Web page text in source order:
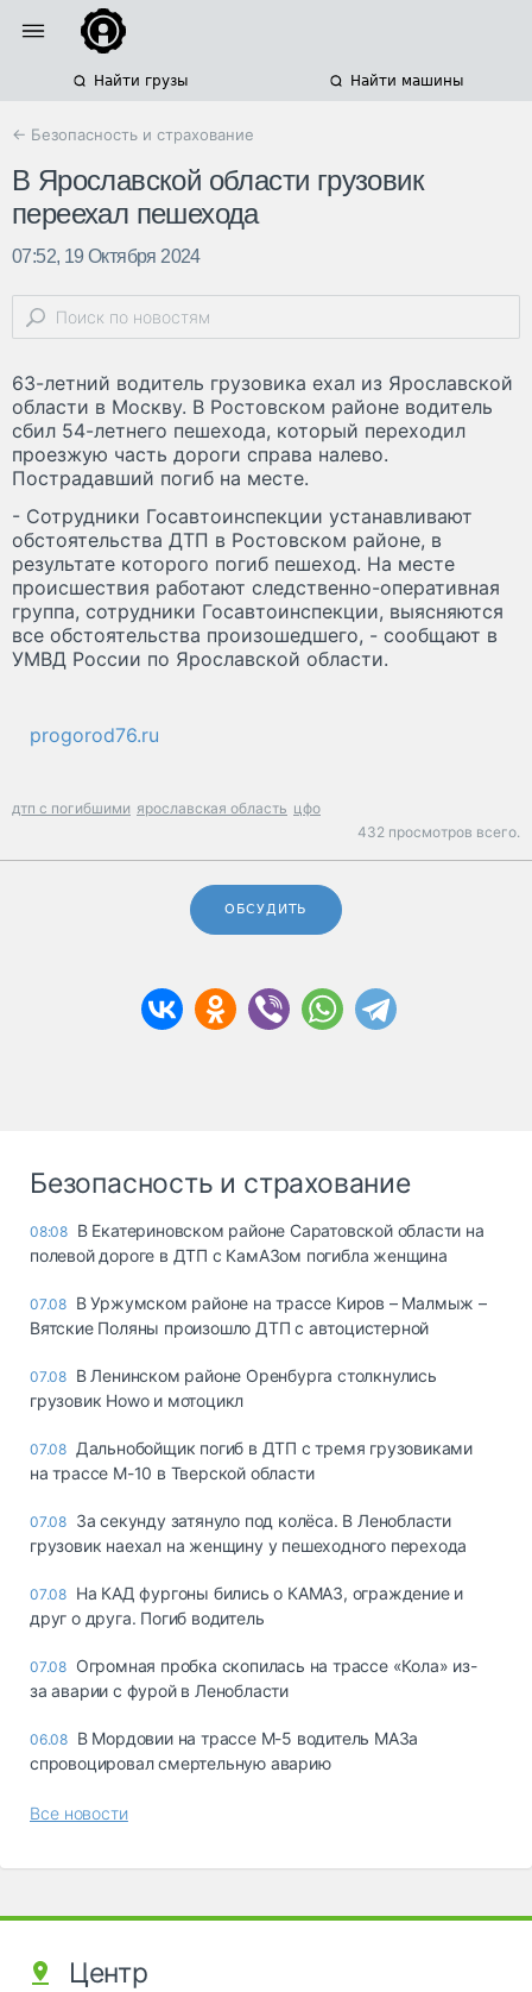
Найти грузы Найти машины
← Безопасность и страхование
В Ярославской области грузовик
переехал пешехода
07:52, 19 Октября 2024
63-летний водитель грузовика ехал из Ярославской
области в Москву. В Ростовском районе водитель
сбил 54-летнего пешехода, который переходил
проезжую часть дороги справа налево.
Пострадавший погиб на месте.
- Сотрудники Госавтоинспекции устанавливают
обстоятельства ДТП в Ростовском районе, в
результате которого погиб пешеход. На месте
происшествия работают следственно-оперативная
группа, сотрудники Госавтоинспекции, выясняются
все обстоятельства произошедшего, - сообщают в
УМВД России по Ярославской области.
progorod76.ru
дтп с погибшими ярославская область цфо
432 просмотров всего.
ОБСУДИТЬ
Безопасность и страхование
08:08 В Екатериновском районе Саратовской области на
полевой дороге в ДТП с КамАЗом погибла женщина
07.08 В Уржумском районе на трассе Киров – Малмыж –
Вятские Поляны произошло ДТП с автоцистерной
07.08 В Ленинском районе Оренбурга столкнулись
грузовик Howo и мотоцикл
07.08 Дальнобойщик погиб в ДТП с тремя грузовиками
на трассе М-10 в Тверской области
07.08 За секунду затянуло под колёса. В Ленобласти
грузовик наехал на женщину у пешеходного перехода
07.08 На КАД фургоны бились о КАМАЗ, ограждение и
друг о друга. Погиб водитель
07.08 Огромная пробка скопилась на трассе «Кола» из-
за аварии с фурой в Ленобласти
06.08 В Мордовии на трассе М-5 водитель МАЗа
спровоцировал смертельную аварию
Все новости
Центр